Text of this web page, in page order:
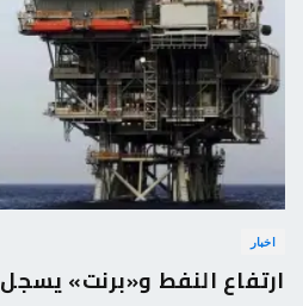
اخبار
ارتفاع النفط و«برنت» يسجل 62.48 دولارًا للبرميل